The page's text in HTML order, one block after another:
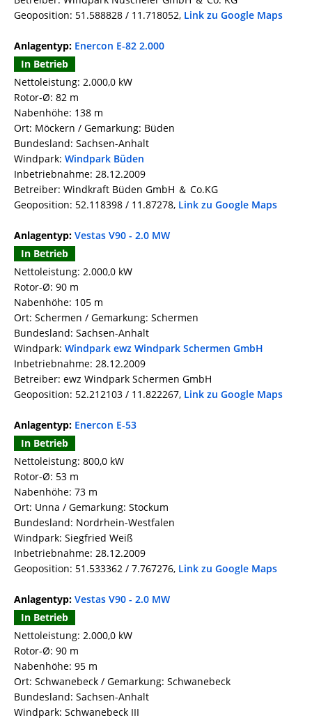
Geoposition: 51.588828 / 11.718052, Link zu Google Maps
Anlagentyp: Enercon E-82 2.000
In Betrieb
Nettoleistung: 2.000,0 kW
Rotor-Ø: 82 m
Nabenhöhe: 138 m
Ort: Möckern / Gemarkung: Büden
Bundesland: Sachsen-Anhalt
Windpark: Windpark Büden
Inbetriebnahme: 28.12.2009
Betreiber: Windkraft Büden GmbH ＆ Co.KG
Geoposition: 52.118398 / 11.87278, Link zu Google Maps
Anlagentyp: Vestas V90 - 2.0 MW
In Betrieb
Nettoleistung: 2.000,0 kW
Rotor-Ø: 90 m
Nabenhöhe: 105 m
Ort: Schermen / Gemarkung: Schermen
Bundesland: Sachsen-Anhalt
Windpark: Windpark ewz Windpark Schermen GmbH
Inbetriebnahme: 28.12.2009
Betreiber: ewz Windpark Schermen GmbH
Geoposition: 52.212103 / 11.822267, Link zu Google Maps
Anlagentyp: Enercon E-53
In Betrieb
Nettoleistung: 800,0 kW
Rotor-Ø: 53 m
Nabenhöhe: 73 m
Ort: Unna / Gemarkung: Stockum
Bundesland: Nordrhein-Westfalen
Windpark: Siegfried Weiß
Inbetriebnahme: 28.12.2009
Geoposition: 51.533362 / 7.767276, Link zu Google Maps
Anlagentyp: Vestas V90 - 2.0 MW
In Betrieb
Nettoleistung: 2.000,0 kW
Rotor-Ø: 90 m
Nabenhöhe: 95 m
Ort: Schwanebeck / Gemarkung: Schwanebeck
Bundesland: Sachsen-Anhalt
Windpark: Schwanebeck III